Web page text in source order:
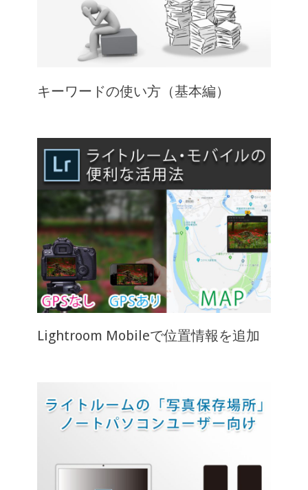
キーワードの使い方（基本編）
Lightroom Mobileで位置情報を追加